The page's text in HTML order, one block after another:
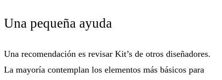
Una pequeña ayuda
Una recomendación es revisar Kit’s de otros diseñadores.
La mayoría contemplan los elementos más básicos para